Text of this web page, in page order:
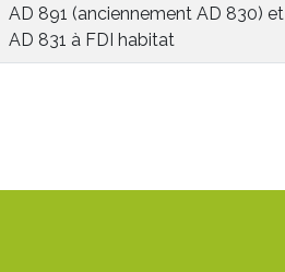
AD 891 (anciennement AD 830) et
AD 831 à FDI habitat